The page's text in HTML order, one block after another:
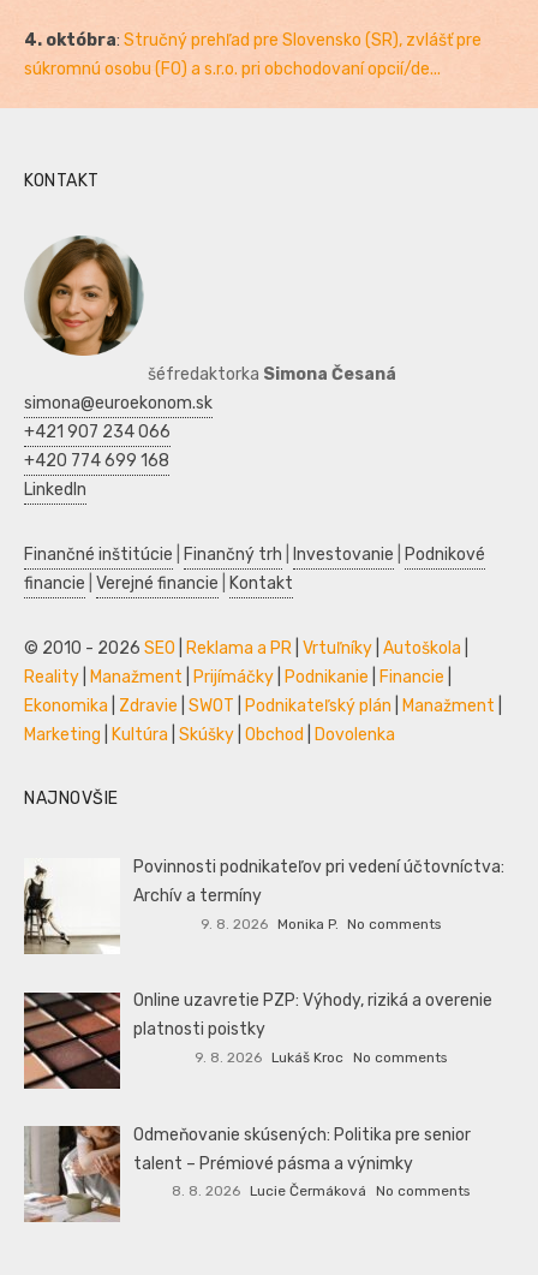
4. októbra: Stručný prehľad pre Slovensko (SR), zvlášť pre
súkromnú osobu (FO) a s.r.o. pri obchodovaní opcií/de...
KONTAKT
šéfredaktorka Simona Česaná
simona@euroekonom.sk
+421 907 234 066
+420 774 699 168
LinkedIn
Finančné inštitúcie Finančný trh Investovanie
Podnikové
financie Verejné financie Kontakt
© 2010 - 2026 SEO Reklama a PR Vrtuľníky Autoškola
Reality
Manažment Prijímáčky Podnikanie Financie
Ekonomika
Zdravie SWOT Podnikateľský plán Manažment
Marketing
Kultúra Skúšky Obchod Dovolenka
NAJNOVŠIE
Povinnosti podnikateľov pri vedení účtovníctva:
Archív a termíny
9. 8. 2026 Monika P. No comments
Online uzavretie PZP: Výhody, riziká a overenie
platnosti poistky
9. 8. 2026 Lukáš Kroc No comments
Odmeňovanie skúsených: Politika pre senior
talent – Prémiové pásma a výnimky
8. 8. 2026 Lucie Čermáková No comments